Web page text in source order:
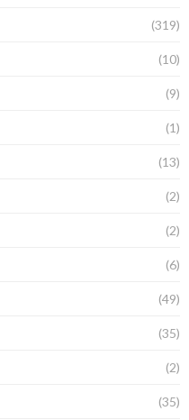
(319)
(10)
(9)
(1)
(13)
(2)
(2)
(6)
(49)
(35)
(2)
(35)